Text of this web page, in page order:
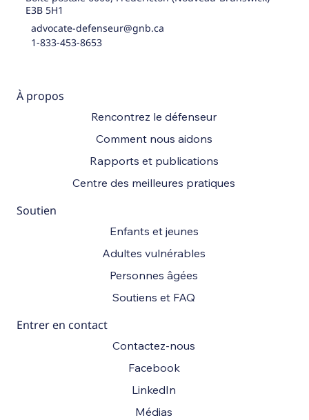
E3B 5H1
advocate-defenseur@gnb.ca
1-833-453-8653
À propos
Rencontrez le défenseur
Comment nous aidons
Rapports et publications
Centre des meilleures pratiques
Soutien
Enfants et jeunes
Adultes vulnérables
Personnes âgées
Soutiens et FAQ
Entrer en contact
Contactez-nous
Facebook
Médias
LinkedIn